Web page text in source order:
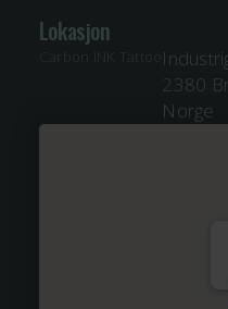
Lokasjon
2380
Norge